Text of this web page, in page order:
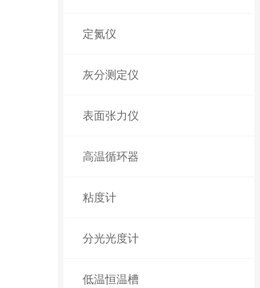
定氮仪
灰分测定仪
表面张力仪
高温循环器
粘度计
分光光度计
低温恒温槽